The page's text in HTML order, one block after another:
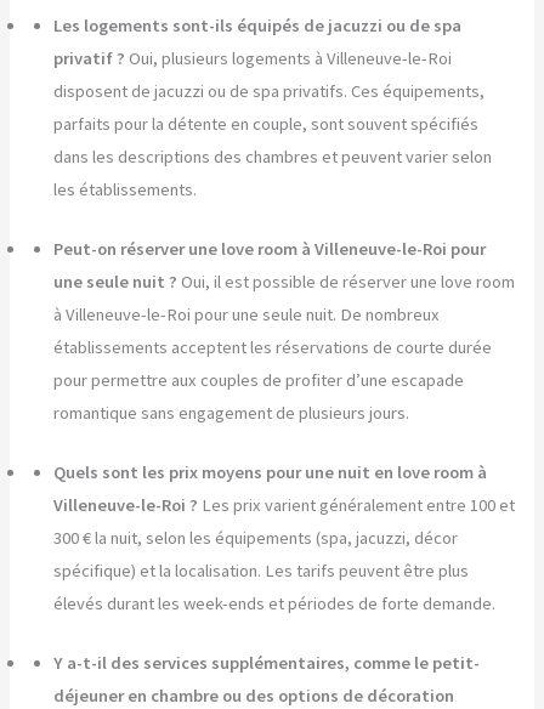
Les logements sont-ils équipés de jacuzzi ou de spa
privatif ? Oui, plusieurs logements à Villeneuve-le-Roi
disposent de jacuzzi ou de spa privatifs. Ces équipements,
parfaits pour la détente en couple, sont souvent spécifiés
dans les descriptions des chambres et peuvent varier selon
les établissements.
Peut-on réserver une love room à Villeneuve-le-Roi pour
une seule nuit ? Oui, il est possible de réserver une love room
à Villeneuve-le-Roi pour une seule nuit. De nombreux
établissements acceptent les réservations de courte durée
pour permettre aux couples de profiter d’une escapade
romantique sans engagement de plusieurs jours.
Quels sont les prix moyens pour une nuit en love room à
Villeneuve-le-Roi ? Les prix varient généralement entre 100 et
300 € la nuit, selon les équipements (spa, jacuzzi, décor
spécifique) et la localisation. Les tarifs peuvent être plus
élevés durant les week-ends et périodes de forte demande.
Y a-t-il des services supplémentaires, comme le petit-
déjeuner en chambre ou des options de décoration